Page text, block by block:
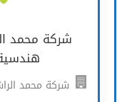
شركة محمد